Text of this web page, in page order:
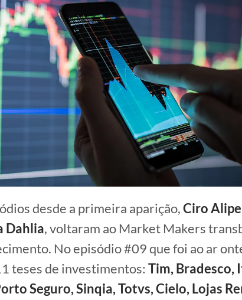
desde a primeira aparição,Ciro
Dahlia, voltaram ao Market Makers
No episódio #09 que foi ao ar
teses de investimentos: Tim, Bradesco,
Seguro, Sinqia, Totvs, Cielo, Lojas